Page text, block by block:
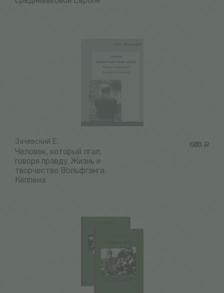
608 Р
Зачевский Е.
Человек, который лгал,
говоря правду. Жизнь и
творчество Вольфганга
Кёппена